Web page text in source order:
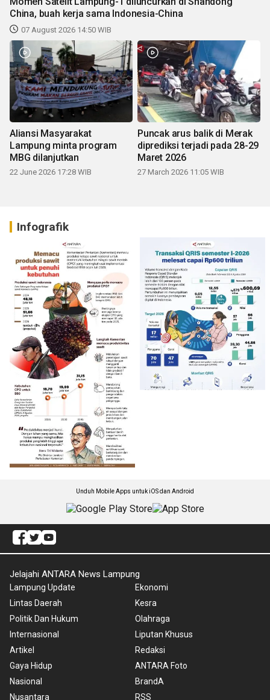
China, buah kerja sama Indonesia-China
07 August 2026 14:50 WIB
Aliansi Masyarakat
Lampung minta program
MBG dilanjutkan
22 June 2026 17:28 WIB
Puncak arus balik di Merak
diprediksi terjadi pada 28-29
Maret 2026
27 March 2026 11:05 WIB
Infografik
Unduh Mobile Apps untuk iOS dan Android
Jelajahi ANTARA News Lampung
Lampung Update
Lintas Daerah
Politik Dan Hukum
Internasional
Artikel
Gaya Hidup
Nasional
Nusantara
Ekonomi
Kesra
Olahraga
Liputan Khusus
Redaksi
ANTARA Foto
BrandA
RSS